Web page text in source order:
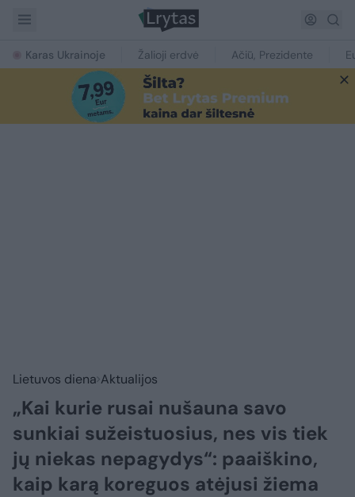
Karas Ukrainoje Žalioji erdvė Ačiū, Prezidente
Lietuvos diena Aktualijos
„Kai kurie rusai nušauna savo
sunkiai sužeistuosius, nes vis tiek
jų niekas nepagydys“: paaiškino,
kaip karą koreguos atėjusi žiema